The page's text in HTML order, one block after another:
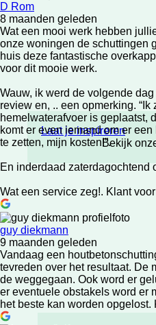
Laat je inspireren
Bekijk
D Rom
8 maanden geleden
Wat een mooi werk hebben
onze woningen de schuttingen
huis deze fantastische
voor dit mooie werk.
Wauw, ik werd de volgende
review en, .. een opmerking. “Ik
hemelwaterafvoer is geplaatst,
komt er even iemand om er
te zetten, mijn kosten!”.
En inderdaad zaterdagochtend
Wat een service zeg!. Klant
guy diekmann
9 maanden geleden
Vandaag een
tevreden over het resultaat. De
de weggegaan. Ook word er
er eventuele obstakels word er
het beste kan worden opgelost.